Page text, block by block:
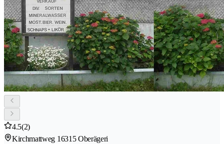
4.5(2)
Kirchmattweg 16315 Oberägeri